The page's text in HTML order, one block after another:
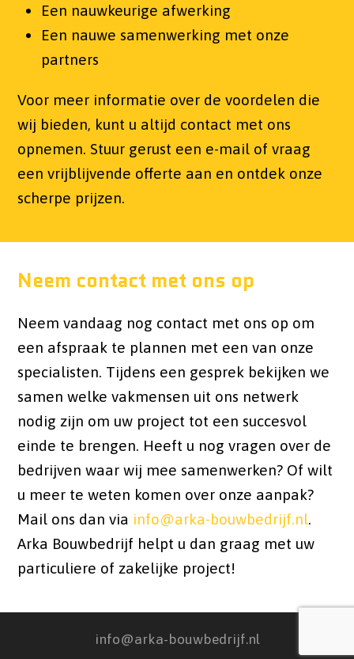
Een nauwkeurige afwerking
Een nauwe samenwerking met onze
partners
Voor meer informatie over de voordelen die
wij bieden, kunt u altijd contact met ons
opnemen. Stuur gerust een e-mail of vraag
een vrijblijvende offerte aan en ontdek onze
scherpe prijzen.
Neem contact met ons op
Neem vandaag nog contact met ons op om
een afspraak te plannen met een van onze
specialisten. Tijdens een gesprek bekijken we
samen welke vakmensen uit ons netwerk
nodig zijn om uw project tot een succesvol
einde te brengen. Heeft u nog vragen over de
bedrijven waar wij mee samenwerken? Of wilt
u meer te weten komen over onze aanpak?
Mail ons dan via info@arka-bouwbedrijf.nl.
Arka Bouwbedrijf helpt u dan graag met uw
particuliere of zakelijke project!
info@arka-bouwbedrijf.nl